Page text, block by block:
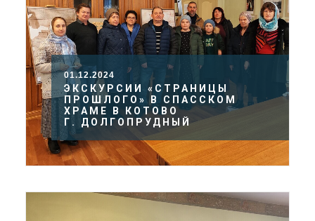
01.12.2024
ЭКСКУРСИИ «СТРАНИЦЫ
ПРОШЛОГО» В СПАССКОМ
ХРАМЕ В КОТОВО
Г. ДОЛГОПРУДНЫЙ